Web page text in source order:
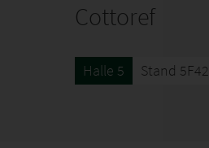
Cottoref
Halle 5 Stand 5F42